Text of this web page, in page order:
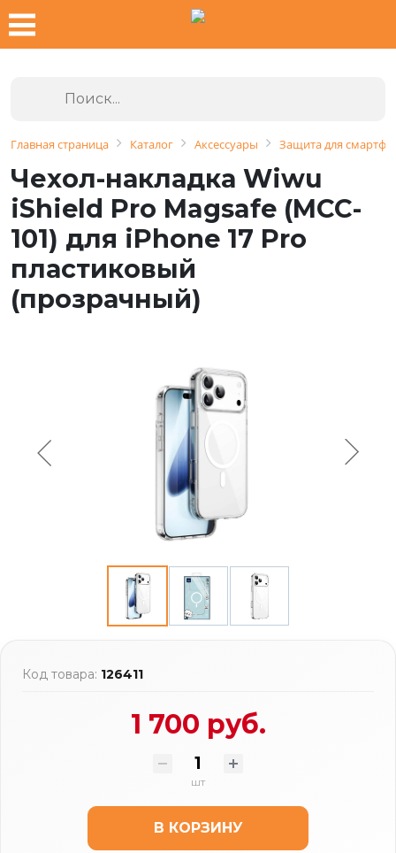
Главная страница Каталог Аксессуары Защита для
Чехол-накладка Wiwu
iShield Pro Magsafe (MCC-
101) для iPhone 17 Pro
пластиковый
(прозрачный)
Код товара: 126411
1 700 руб.
шт
В КОРЗИНУ